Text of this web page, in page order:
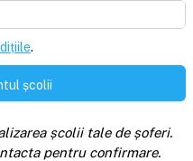
.
școlii
școlii tale de șoferi.
pentru confirmare.